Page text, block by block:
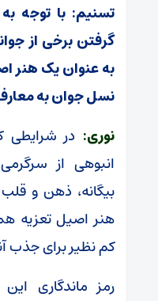
تسنیم: با توجه
گرفتن برخی از
به عنوان یک هنر
نسل جوان به
نوری: در
انبوهی از
بیگانه، ذهن و
هنر اصیل تعزیه
کم نظیر برای جذب
رمز ماندگاری